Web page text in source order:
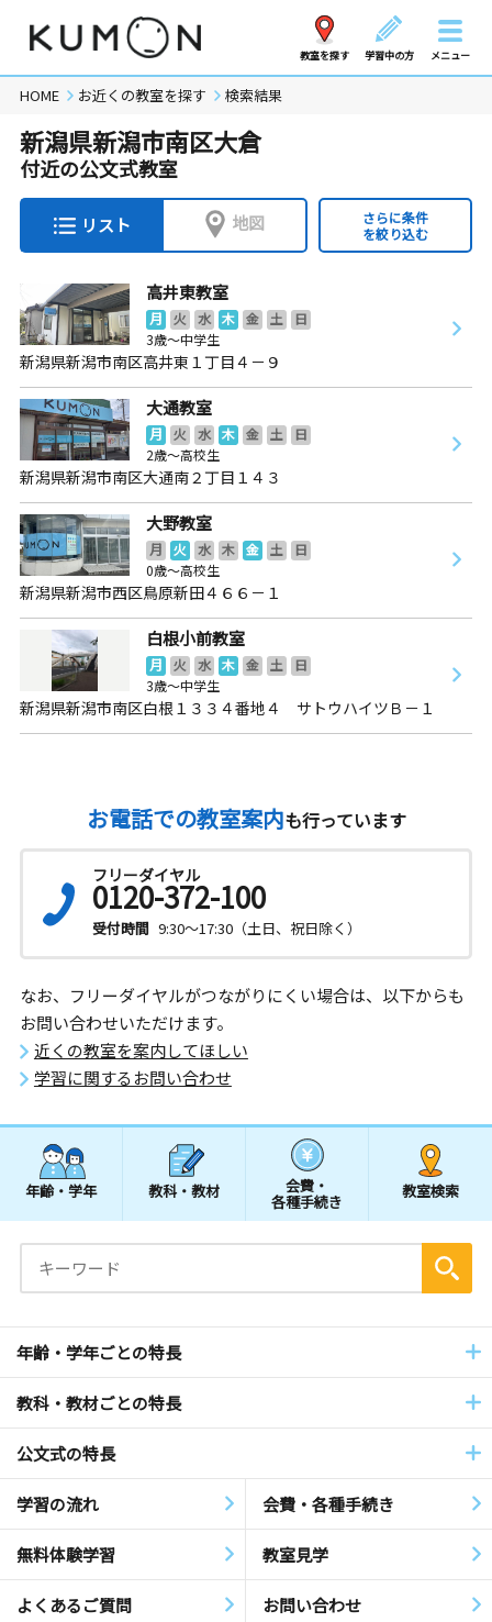
教室を探す 学習中の方 メニュー
HOME お近くの教室を探す 検索結果
新潟県新潟市南区大倉
付近の公文式教室
リスト 地図
さらに条件
を絞り込む
高井東教室
月 火 水 木 金 土
日
3歳～中学生
新潟県新潟市南区高井東１丁目４－９
大通教室
月 火 水 木 金 土
日
2歳～高校生
新潟県新潟市南区大通南２丁目１４３
大野教室
月 火 水 木 金 土
日
0歳～高校生
新潟県新潟市西区鳥原新田４６６－１
白根小前教室
月 火 水 木 金 土
日
3歳～中学生
新潟県新潟市南区白根１３３４番地４ サトウハイツＢ－１
お電話での教室案内も行っています
フリーダイヤル
0120-372-100
受付時間 9:30～17:30（土日、祝日除く）
なお、フリーダイヤルがつながりにくい場合は、以下からも
お問い合わせいただけます。
近くの教室を案内してほしい
学習に関するお問い合わせ
年齢・学年 教科・教材 会費・
各種手続き
教室検索
年齢・学年ごとの特長
教科・教材ごとの特長
公文式の特長
学習の流れ 会費・各種手続き
無料体験学習 教室見学
よくあるご質問 お問い合わせ